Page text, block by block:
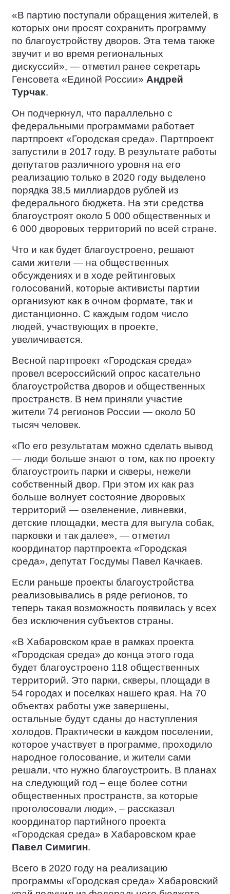
«В партию поступали обращения жителей, в
которых они просят сохранить программу
по благоустройству дворов. Эта тема также
звучит и во время региональных
дискуссий», — отметил ранее секретарь
Генсовета «Единой России» Андрей
Турчак.
Он подчеркнул, что параллельно с
федеральными программами работает
партпроект «Городская среда». Партпроект
запустили в 2017 году. В результате работы
депутатов различного уровня на его
реализацию только в 2020 году выделено
порядка 38,5 миллиардов рублей из
федерального бюджета. На эти средства
благоустроят около 5 000 общественных и
6 000 дворовых территорий по всей стране.
Что и как будет благоустроено, решают
сами жители — на общественных
обсуждениях и в ходе рейтинговых
голосований, которые активисты партии
организуют как в очном формате, так и
дистанционно. С каждым годом число
людей, участвующих в проекте,
увеличивается.
Весной партпроект «Городская среда»
провел всероссийский опрос касательно
благоустройства дворов и общественных
пространств. В нем приняли участие
жители 74 регионов России — около 50
тысяч человек.
«По его результатам можно сделать вывод
— люди больше знают о том, как по проекту
благоустроить парки и скверы, нежели
собственный двор. При этом их как раз
больше волнует состояние дворовых
территорий — озеленение, ливневки,
детские площадки, места для выгула собак,
парковки и так далее», — отметил
координатор партпроекта «Городская
среда», депутат Госдумы Павел Качкаев.
Если раньше проекты благоустройства
реализовывались в ряде регионов, то
теперь такая возможность появилась у всех
без исключения субъектов страны.
«В Хабаровском крае в рамках проекта
«Городская среда» до конца этого года
будет благоустроено 118 общественных
территорий. Это парки, скверы, площади в
54 городах и поселках нашего края. На 70
объектах работы уже завершены,
остальные будут сданы до наступления
холодов. Практически в каждом поселении,
которое участвует в программе, проходило
народное голосование, и жители сами
решали, что нужно благоустроить. В планах
на следующий год – еще более сотни
общественных пространств, за которые
проголосовали люди», – рассказал
координатор партийного проекта
«Городская среда» в Хабаровском крае
Павел Симигин.
Всего в 2020 году на реализацию
программы «Городская среда» Хабаровский